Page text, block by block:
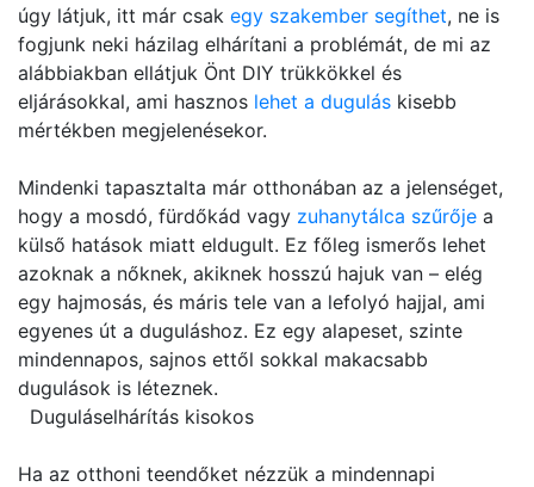
úgy látjuk, itt már csak egy szakember segíthet, ne is
fogjunk neki házilag elhárítani a problémát, de mi az
alábbiakban ellátjuk Önt DIY trükkökkel és
eljárásokkal, ami hasznos lehet a dugulás kisebb
mértékben megjelenésekor.
Mindenki tapasztalta már otthonában az a jelenséget,
hogy a mosdó, fürdőkád vagy zuhanytálca szűrője a
külső hatások miatt eldugult. Ez főleg ismerős lehet
azoknak a nőknek, akiknek hosszú hajuk van – elég
egy hajmosás, és máris tele van a lefolyó hajjal, ami
egyenes út a duguláshoz. Ez egy alapeset, szinte
mindennapos, sajnos ettől sokkal makacsabb
dugulások is léteznek.
Duguláselhárítás kisokos
Ha az otthoni teendőket nézzük a mindennapi